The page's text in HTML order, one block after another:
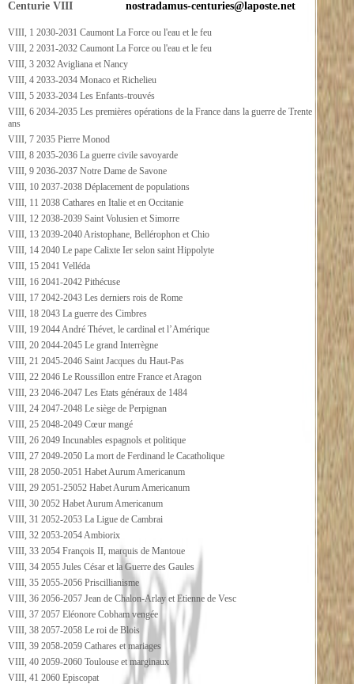
Centurie VIII
VIII, 1 2030-2031 Caumont La Force ou l'eau et le feu
VIII, 2 2031-2032 Caumont La Force ou l'eau et le feu
VIII, 3 2032 Avigliana et Nancy
VIII, 4 2033-2034 Monaco et Richelieu
VIII, 5 2033-2034 Les Enfants-trouvés
VIII, 6 2034-2035 Les premières opérations de la France dans la guerre de Trente
ans
VIII, 7 2035 Pierre Monod
VIII, 8 2035-2036 La guerre civile savoyarde
VIII, 9 2036-2037 Notre Dame de Savone
VIII, 10 2037-2038 Déplacement de populations
VIII, 11 2038 Cathares en Italie et en Occitanie
VIII, 12 2038-2039 Saint Volusien et Simorre
VIII, 13 2039-2040 Aristophane, Bellérophon et Chio
VIII, 14 2040 Le pape Calixte Ier selon saint Hippolyte
VIII, 15 2041 Velléda
VIII, 16 2041-2042 Pithécuse
VIII, 17 2042-2043 Les derniers rois de Rome
VIII, 18 2043 La guerre des Cimbres
VIII, 19 2044 André Thévet, le cardinal et l’Amérique
VIII, 20 2044-2045 Le grand Interrègne
VIII, 21 2045-2046 Saint Jacques du Haut-Pas
VIII, 22 2046 Le Roussillon entre France et Aragon
VIII, 23 2046-2047 Les Etats généraux de 1484
VIII, 24 2047-2048 Le siège de Perpignan
VIII, 25 2048-2049 Cœur mangé
VIII, 26 2049 Incunables espagnols et politique
VIII, 27 2049-2050 La mort de Ferdinand le Cacatholique
VIII, 28 2050-2051 Habet Aurum Americanum
VIII, 29 2051-25052 Habet Aurum Americanum
VIII, 30 2052 Habet Aurum Americanum
VIII, 31 2052-2053 La Ligue de Cambrai
VIII, 32 2053-2054 Ambiorix
VIII, 33 2054 François II, marquis de Mantoue
VIII, 34 2055 Jules César et la Guerre des Gaules
VIII, 35 2055-2056 Priscillianisme
VIII, 36 2056-2057 Jean de Chalon-Arlay et Etienne de Vesc
VIII, 37 2057 Eléonore Cobham vengée
VIII, 38 2057-2058 Le roi de Blois
VIII, 39 2058-2059 Cathares et mariages
VIII, 40 2059-2060 Toulouse et marginaux
VIII, 41 2060 Episcopat
nostradamus-centuries@laposte.net